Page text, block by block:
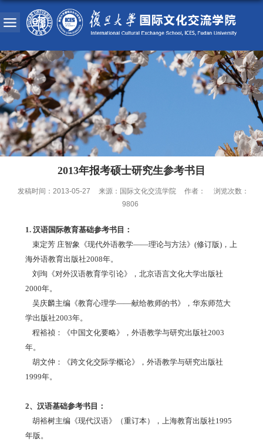
2013年报考硕士研究生参考书目
发稿时间：2013-05-27 来源：国际文化交流学院 作者：
浏览次数：
9806
1. 汉语国际教育基础参考书目：
束定芳 庄智象《现代外语教学——理论与方法》(修订版)，上
海外语教育出版社2008年。
刘珣《对外汉语教育学引论》，北京语言文化大学出版社
2000年。
吴庆麟主编《教育心理学——献给教师的书》，华东师范大
学出版社2003年。
程裕祯：《中国文化要略》，外语教学与研究出版社2003
年。
胡文仲：《跨文化交际学概论》，外语教学与研究出版社
1999年。
2、汉语基础参考书目：
胡裕树主编《现代汉语》（重订本），上海教育出版社1995
年版。